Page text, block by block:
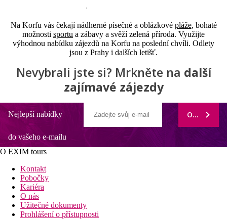
Na Korfu vás čekají nádherné písečné a oblázkové pláže, bohaté
možnosti sportu a zábavy a svěží zelená příroda. Využijte
výhodnou nabídku zájezdů na Korfu na poslední chvíli. Odlety
jsou z Prahy i dalších letišť.
Nevybrali jste si? Mrkněte na další
zajímavé zájezdy
Nejlepší nabídky
do vašeho e-mailu
ODEBÍRAT
O EXIM tours
Kontakt
Pobočky
Kariéra
O nás
Užitečné dokumenty
Prohlášení o přístupnosti